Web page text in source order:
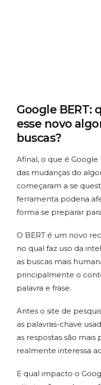
Google BERT:
esse novo
buscas?
Afinal, o que é Google
das mudanças do
começaram a se
ferramenta poderia
forma se preparar
O BERT é um novo
no qual faz uso da
as buscas mais
principalmente o
palavra e frase.
Antes o site de
as palavras-chave
as respostas são mais
realmente interessa
E qual impacto o